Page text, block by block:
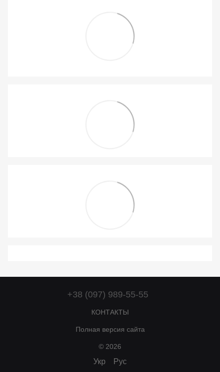
+38 (097) 989-55-55
КОНТАКТЫ
Полная версия сайта
© 2026
Укр Рус